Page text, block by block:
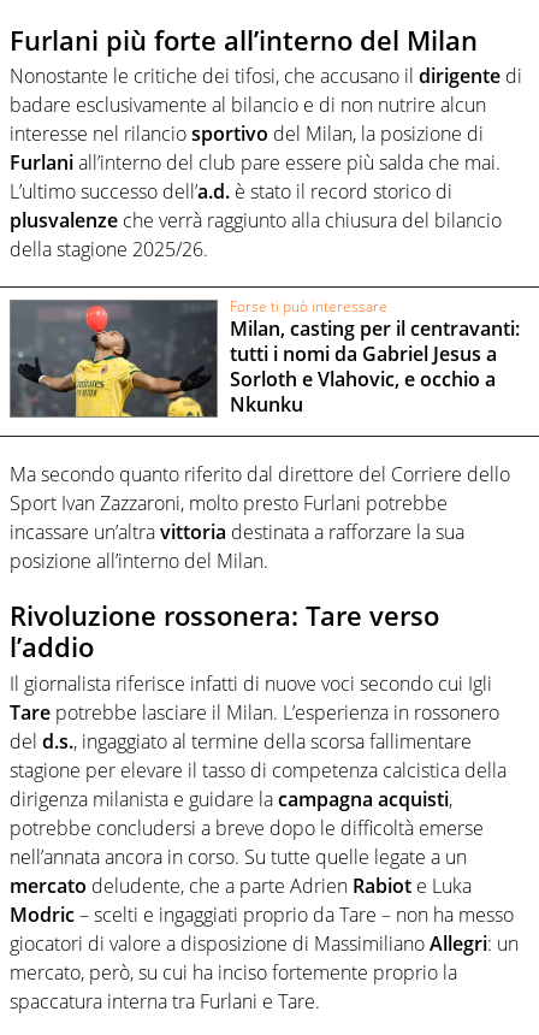
Furlani più forte all’interno del Milan
Nonostante le critiche dei tifosi, che accusano il dirigente di
badare esclusivamente al bilancio e di non nutrire alcun
interesse nel rilanciosportivo del Milan, la posizione di
Furlaniall’interno del club pare essere più salda che mai.
L’ultimo successo dell’a.d. è stato il record storico di
plusvalenze che verrà raggiunto alla chiusura del bilancio
della stagione 2025/26.
Forse ti può interessare
Milan, casting per il centravanti:
tutti i nomi da Gabriel Jesus a
Sorloth e Vlahovic, e occhio a
Nkunku
Ma secondo quanto riferito dal direttore del Corriere dello
Sport Ivan Zazzaroni, molto presto Furlani potrebbe
incassare un’altravittoria destinata a rafforzare la sua
posizione all’interno del Milan.
Rivoluzione rossonera: Tare verso
l’addio
Il giornalista riferisce infatti di nuove voci secondo cui Igli
Tare potrebbe lasciare il Milan. L’esperienza in rossonero
del d.s., ingaggiato al termine della scorsa fallimentare
stagione per elevare il tasso di competenza calcistica della
dirigenza milanista e guidare lacampagna acquisti,
potrebbe concludersi a breve dopo le difficoltà emerse
nell’annata ancora in corso. Su tutte quelle legate a un
mercato deludente, che a parte Adrien Rabiot e Luka
Modric– scelti e ingaggiati proprio da Tare – non ha messo
giocatori di valore a disposizione di MassimilianoAllegri: un
mercato, però, su cui ha inciso fortemente proprio la
spaccatura interna tra Furlani e Tare.